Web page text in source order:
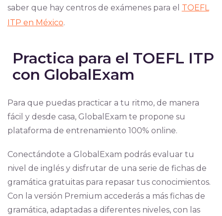
saber que hay centros de exámenes para el TOEFL
ITP en México.
Practica para el TOEFL ITP
con GlobalExam
Para que puedas practicar a tu ritmo, de manera
fácil y desde casa, GlobalExam te propone su
plataforma de entrenamiento 100% online.
Conectándote a GlobalExam podrás evaluar tu
nivel de inglés y disfrutar de una serie de fichas de
gramática gratuitas para repasar tus conocimientos.
Con la versión Premium accederás a más fichas de
gramática, adaptadas a diferentes niveles, con las